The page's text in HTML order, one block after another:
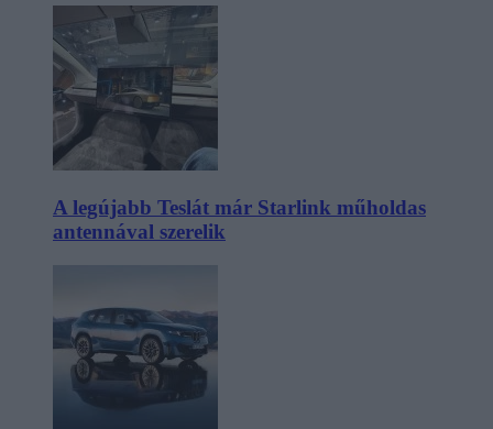
A legújabb Teslát már Starlink műholdas
antennával szerelik